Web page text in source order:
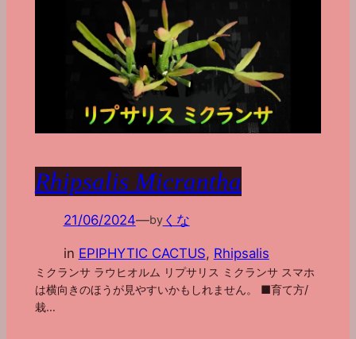
Rhipsalis Micrantha
21/06/2024—byくな
in EPIPHYTIC CACTUS, Rhipsalis
ミクランサ ラウヒオルム リプサリス ミクランサ スマホ
は横向きのほうが見やすいかもしれません。 ■育て方/
栽…